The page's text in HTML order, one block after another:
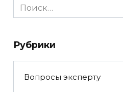
Search
for:
Рубрики
Вопросы эксперту